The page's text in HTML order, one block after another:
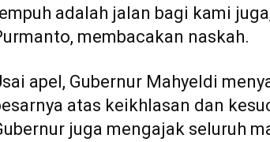
adalah jalan bagi kami
membacakan naskah.
apel, Gubernur Mahyeldi
atas keikhlasan dan
juga mengajak seluruh